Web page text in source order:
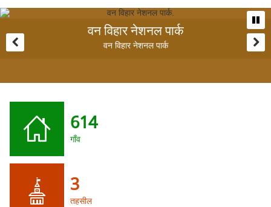
वन विहार नेशनल पार्क
वन विहार नेशनल पार्क
614
गाँव
3
तहसील